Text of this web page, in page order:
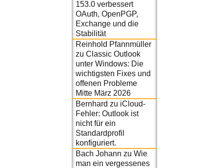
153.0 verbessert
OAuth, OpenPGP,
Exchange und die
Stabilität
Reinhold Pfannmüller
zu Classic Outlook
unter Windows: Die
wichtigsten Fixes und
offenen Probleme
Mitte März 2026
Bernhard zu iCloud-
Fehler: Outlook ist
nicht für ein
Standardprofil
konfiguriert.
Bach Johann zu Wie
man ein vergessenes